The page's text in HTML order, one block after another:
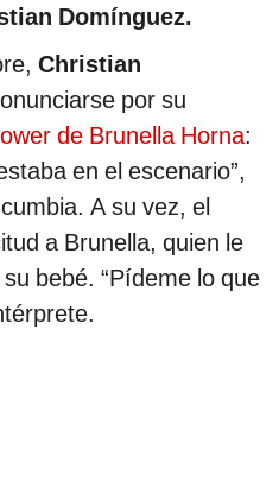
Domínguez.
Christian
por su
de Brunella Horna:
en el escenario”,
A su vez, el
a Brunella, quien le
bebé. “Pídeme lo que